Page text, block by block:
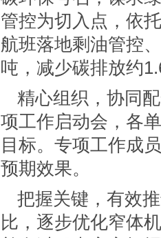
管控为切入点，依
航班落地剩油管控
吨，减少碳排放约
精心组织，协同
项工作启动会，各
目标。专项工作成
预期效果。
把握关键，有效
比，逐步优化窄体